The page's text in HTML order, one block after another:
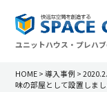
ユニットハウス・プレハ
HOME >導入事例 >
味の部屋として設置しまし